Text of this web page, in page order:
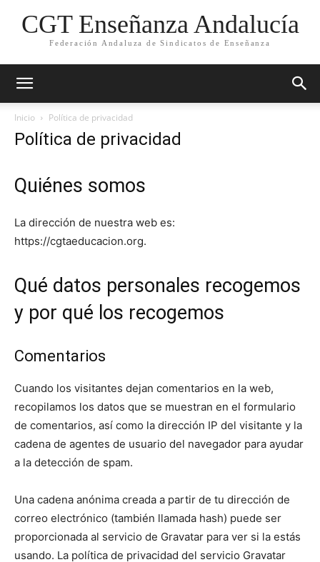
CGT Enseñanza Andalucía
Federación Andaluza de Sindicatos de Enseñanza
Inicio Política de privacidad
Política de privacidad
Quiénes somos
La dirección de nuestra web es:
https://cgtaeducacion.org.
Qué datos personales recogemos
y por qué los recogemos
Comentarios
Cuando los visitantes dejan comentarios en la web,
recopilamos los datos que se muestran en el formulario
de comentarios, así como la dirección IP del visitante y la
cadena de agentes de usuario del navegador para ayudar
a la detección de spam.
Una cadena anónima creada a partir de tu dirección de
correo electrónico (también llamada hash) puede ser
proporcionada al servicio de Gravatar para ver si la estás
usando. La política de privacidad del servicio Gravatar